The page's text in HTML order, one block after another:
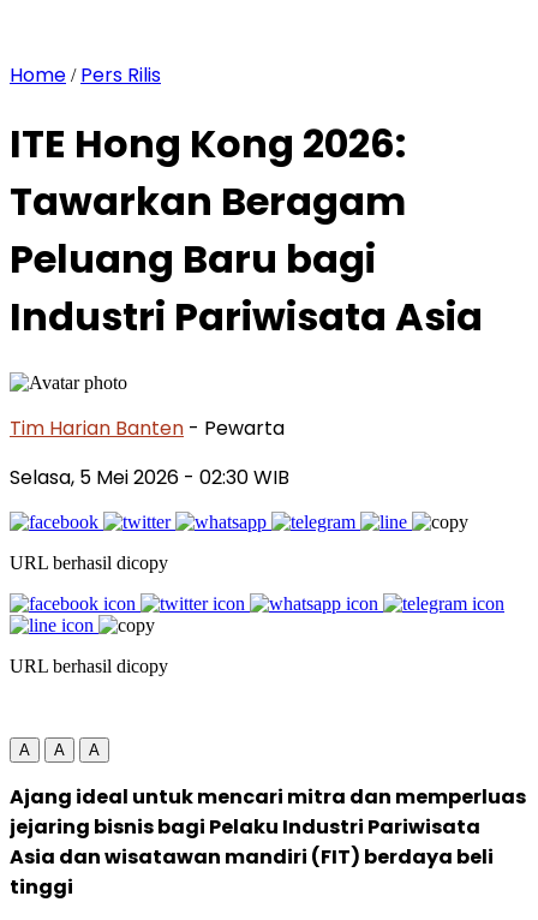
Home / Pers Rilis
ITE Hong Kong 2026:
Tawarkan Beragam
Peluang Baru bagi
Industri Pariwisata Asia
Tim Harian Banten - Pewarta
Selasa, 5 Mei 2026 - 02:30 WIB
URL berhasil dicopy
URL berhasil dicopy
A A A
Ajang ideal untuk mencari mitra dan memperluas
jejaring bisnis bagi Pelaku Industri Pariwisata
Asia dan wisatawan mandiri (FIT) berdaya beli
tinggi